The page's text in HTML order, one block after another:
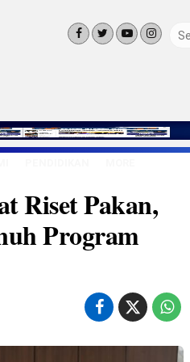
OPINI
Riset Pakan,
Program